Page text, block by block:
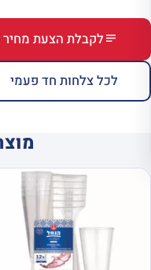
לקבלת הצעת מחיר
לכל צלחות חד פעמי